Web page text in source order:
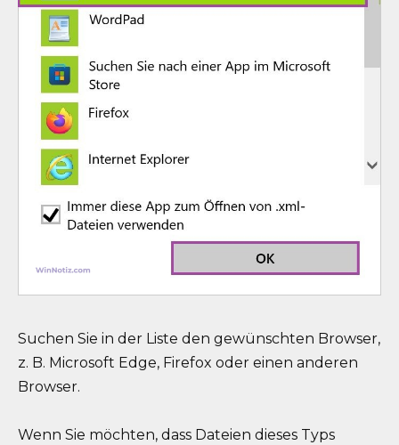
Suchen Sie in der Liste den gewünschten Browser,
z. B. Microsoft Edge, Firefox oder einen anderen
Browser.
Wenn Sie möchten, dass Dateien dieses Typs